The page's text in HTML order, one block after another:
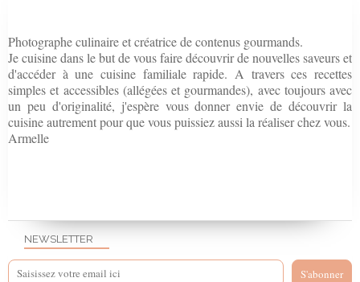
NEWSLETTER
Photographe culinaire et créatrice de contenus gourmands.
Je cuisine dans le but de vous faire découvrir de nouvelles saveurs et
d'accéder à une cuisine familiale rapide. A travers ces recettes
simples et accessibles (allégées et gourmandes), avec toujours avec
un peu d'originalité, j'espère vous donner envie de découvrir la
cuisine autrement pour que vous puissiez aussi la réaliser chez vous.
Armelle